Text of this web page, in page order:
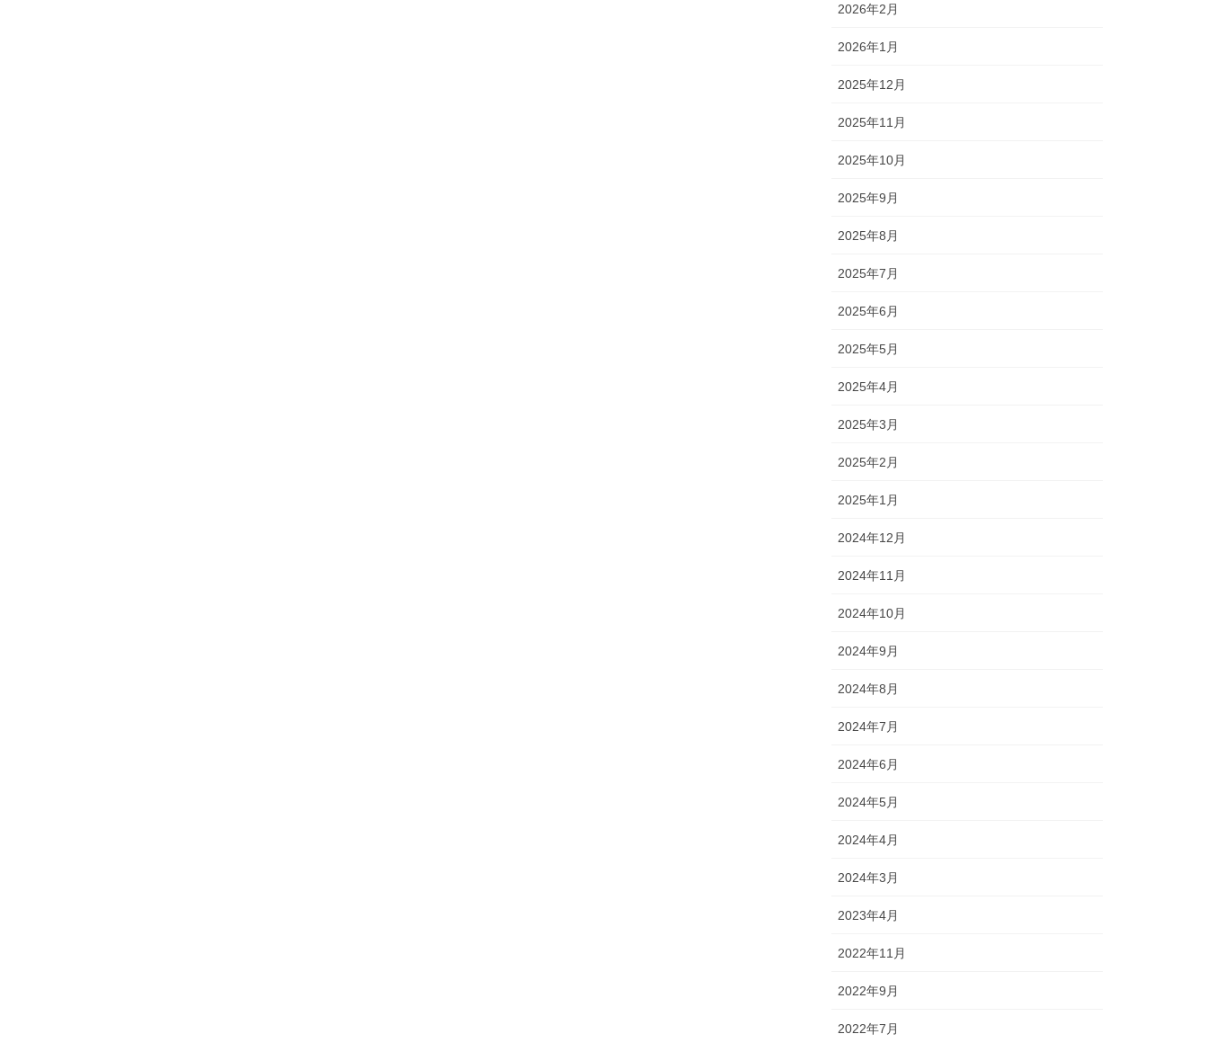
2026年2月
2026年1月
2025年12月
2025年11月
2025年10月
2025年9月
2025年8月
2025年7月
2025年6月
2025年5月
2025年4月
2025年3月
2025年2月
2025年1月
2024年12月
2024年11月
2024年10月
2024年9月
2024年8月
2024年7月
2024年6月
2024年5月
2024年4月
2024年3月
2023年4月
2022年11月
2022年9月
2022年7月